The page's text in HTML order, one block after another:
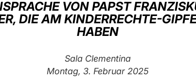
VON PAPST
DIE AM KINDERRECHTE-
HABEN
Sala Clementina
Montag, 3. Februar 2025